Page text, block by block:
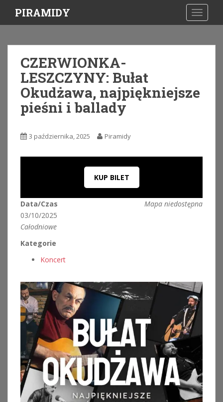
i
PIRAMIDY
CZERWIONKA-
LESZCZYNY: Bułat
Okudżawa, najpiękniejsze
pieśni i ballady
3 października, 2025 Piramidy
KUP BILET
Mapa niedostępna
Data/Czas
03/10/2025
Całodniowe
Kategorie
Koncert